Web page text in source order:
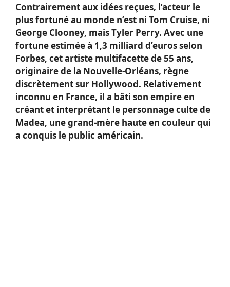
Contrairement aux idées reçues, l’acteur le
plus fortuné au monde n’est ni Tom Cruise, ni
George Clooney, mais Tyler Perry. Avec une
fortune estimée à 1,3 milliard d’euros selon
Forbes, cet artiste multifacette de 55 ans,
originaire de la Nouvelle-Orléans, règne
discrètement sur Hollywood. Relativement
inconnu en France, il a bâti son empire en
créant et interprétant le personnage culte de
Madea, une grand-mère haute en couleur qui
a conquis le public américain.